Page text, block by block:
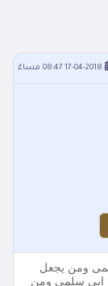
17-04-2018 08:47 مساءً
ومن يجعل
ابي سلمى ومن